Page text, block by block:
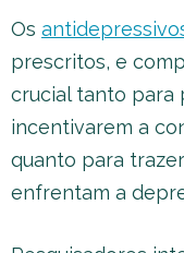
Os
prescritos, e
crucial tanto para
incentivarem a
quanto para
enfrentam a